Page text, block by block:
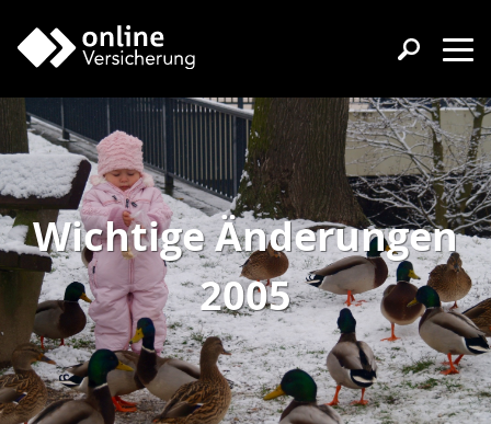
Wichtige Änderungen
2005